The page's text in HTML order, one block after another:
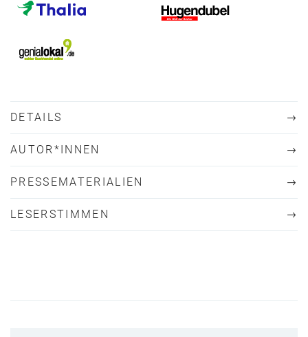
DETAILS
AUTOR*INNEN
PRESSEMATERIALIEN
LESERSTIMMEN